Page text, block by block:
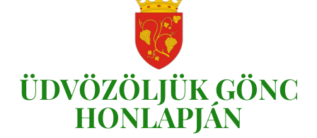
ÜDVÖZÖLJÜK GÖNC
HONLAPJÁN